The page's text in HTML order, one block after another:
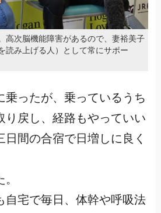
高次脳機能障害があるので、妻裕美子
読み上げる人）として常にサポー
乗ったが、乗っているうち
り戻し、経路もやっていい
間の合宿で日増しに良く
自宅で毎日、体幹や呼吸法